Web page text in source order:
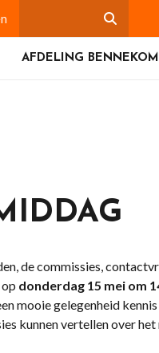
AFDELING BENNEKOM
de commissies,
donderdag 15 mei om
mooie gelegenheid
kunnen vertellen over